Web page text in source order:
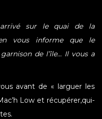
sur le quai de la
vous informe que le
de l’île… Il vous a
avant de « larguer les
Low et récupérer,qui-